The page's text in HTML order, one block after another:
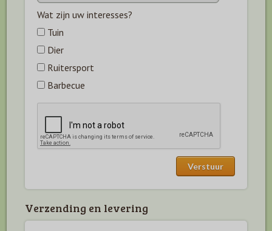
Wat zijn uw interesses?
Tuin
Dier
Ruitersport
Barbecue
Verzending en levering